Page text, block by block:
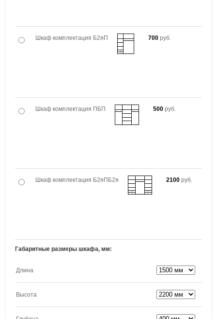
Шкаф комплектация Б2яП 700 руб.
Шкаф комплектация ПБП 500 руб.
Шкаф комплектация Б2яПБ2я 2100 руб.
Габаритные размеры шкафа, мм:
Длина
Высота